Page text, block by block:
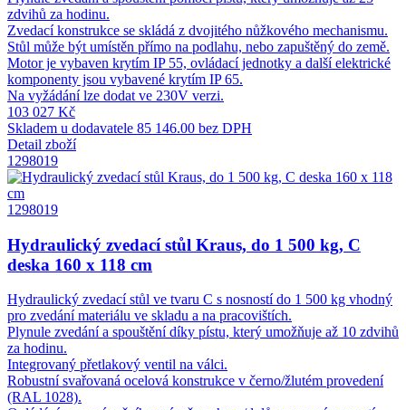
zdvihů za hodinu.
Zvedací konstrukce se skládá z dvojitého nůžkového mechanismu.
Stůl může být umístěn přímo na podlahu, nebo zapuštěný do země.
Motor je vybaven krytím IP 55, ovládací jednotky a další elektrické
komponenty jsou vybavené krytím IP 65.
Na vyžádání lze dodat ve 230V verzi.
103 027 Kč
Skladem u dodavatele 85 146.00 bez DPH
Detail zboží
1298019
1298019
Hydraulický zvedací stůl Kraus, do 1 500 kg, C
deska 160 x 118 cm
Hydraulický zvedací stůl ve tvaru C s nosností do 1 500 kg vhodný
pro zvedání materiálu ve skladu a na pracovištích.
Plynule zvedání a spouštění díky pístu, který umožňuje až 10 zdvihů
za hodinu.
Integrovaný přetlakový ventil na válci.
Robustní svařovaná ocelová konstrukce v černo/žlutém provedení
(RAL 1028).